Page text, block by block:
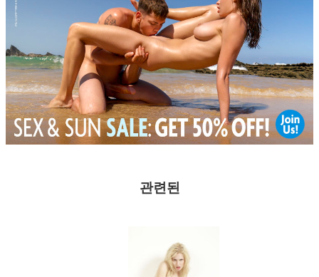
관련된